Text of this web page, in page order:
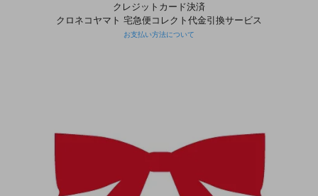
クレジットカード決済
クロネコヤマト 宅急便コレクト代金引換サービス
お支払い方法について